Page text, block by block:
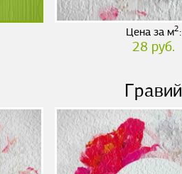
Цена за м2:
28 руб.
Гравий